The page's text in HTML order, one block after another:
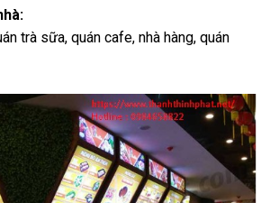
trà sữa, quán cafe, nhà hàng, quán